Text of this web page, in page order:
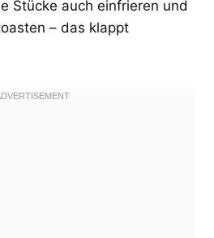
Stücke auch einfrieren und
– das klappt